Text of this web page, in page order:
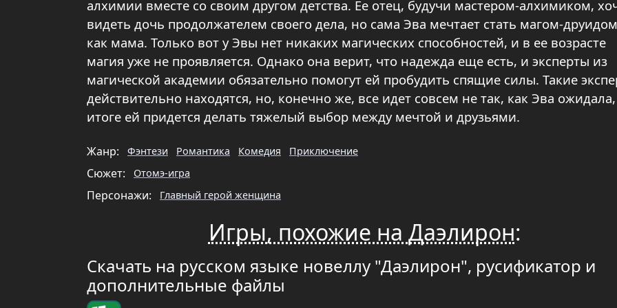
алхимии вместе со своим другом детства. Ее отец, будучи мастером-алхимиком,
видеть дочь продолжателем своего дела, но сама Эва мечтает стать магом-
как мама. Только вот у Эвы нет никаких магических способностей, и в ее возрасте
магия уже не проявляется. Однако она верит, что надежда еще есть, и эксперты из
магической академии обязательно помогут ей пробудить спящие силы. Такие
действительно находятся, но, конечно же, все идет совсем не так, как Эва
итоге ей придется делать тяжелый выбор между мечтой и друзьями.
Жанр: Фэнтези Романтика Комедия Приключение
Сюжет: Отомэ-игра
Персонажи: Главный герой женщина
Игры, похожие на Даэлирон:
Скачать на русском языке новеллу "Даэлирон", русификатор и
дополнительные файлы